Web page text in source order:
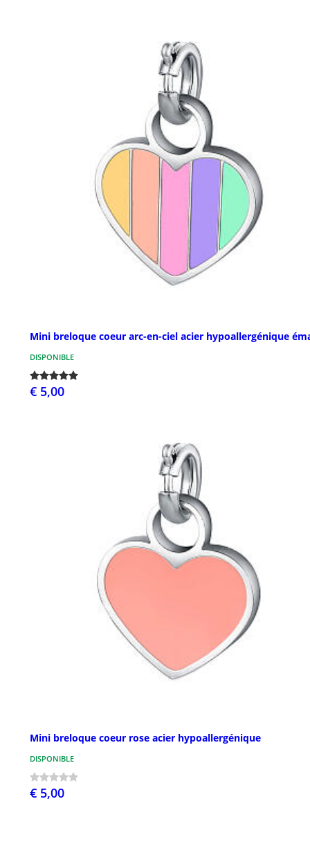
Mini breloque coeur arc-en-ciel acier hypoallergénique
DISPONIBLE
€ 5,00
Mini breloque coeur rose acier hypoallergénique
DISPONIBLE
€ 5,00